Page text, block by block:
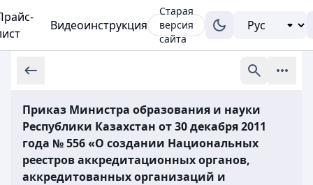
Видеоинструкция
Старая
версия
сайта
Приказ Министра образования и науки
Республики Казахстан от 30 декабря 2011
года № 556 «О создании Национальных
реестров аккредитационных органов,
аккредитованных организаций и